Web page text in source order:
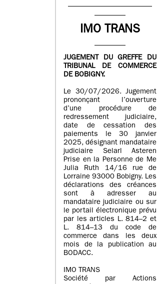
IMO TRANS
JUGEMENT DU GREFFE DU
TRIBUNAL DE COMMERCE
DE BOBIGNY.
Le 30/07/2026. Jugement
prononçant l’ouverture
d’une procédure de
redressement judiciaire,
date de cessation des
paiements le 30 janvier
2025, désignant mandataire
judiciaire Selarl Asteren
Prise en la Personne de Me
Julia Ruth 14/16 rue de
Lorraine 93000 Bobigny. Les
déclarations des créances
sont à adresser au
mandataire judiciaire ou sur
le portail électronique prévu
par les articles L. 814–2 et
L. 814–13 du code de
commerce dans les deux
mois de la publication au
BODACC.
IMO TRANS
Société par Actions